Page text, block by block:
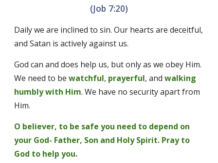
(Job 7:20)
Daily we are inclined to sin. Our hearts are deceitful,
and Satan is actively against us.
God can and does help us, but only as we obey Him.
We need to be watchful, prayerful, and walking
humbly with Him. We have no security apart from
Him.
O believer, to be safe you need to depend on
your God- Father, Son and Holy Spirit. Pray to
God to help you.